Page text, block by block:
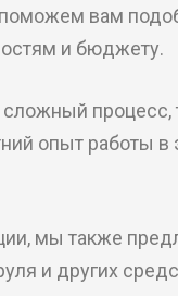
вам
и бюджету.
сложный
опыт работы в
мы также
и других